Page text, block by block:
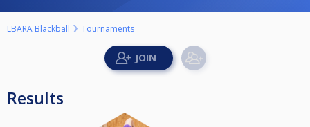
LBARA Blackball Tournaments
Results